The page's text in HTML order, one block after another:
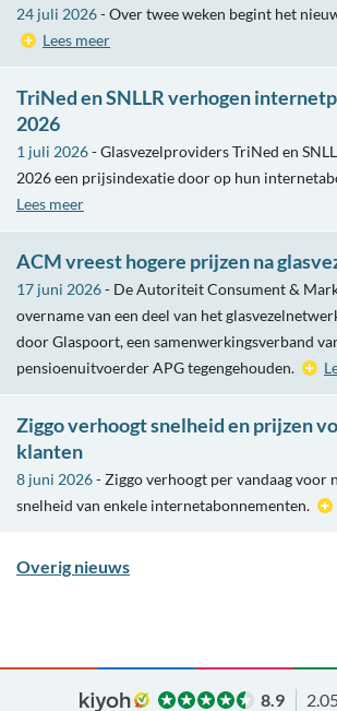
24 juli 2026- Over twee weken begint het
Lees meer
TriNed en SNLLR verhogen
2026
1 juli 2026- Glasvezelproviders TriNed en
2026 een prijsindexatie door op hun
Lees meer
ACM vreest hogere prijzen na
17 juni 2026- De Autoriteit Consument &
overname van een deel van het
door Glaspoort, een samenwerkingsverband
pensioenuitvoerder APG tegengehouden.
Ziggo verhoogt snelheid en prijzen
klanten
8 juni 2026- Ziggo verhoogt per vandaag voor
snelheid van enkele internetabonnementen.
Overig nieuws
8.9